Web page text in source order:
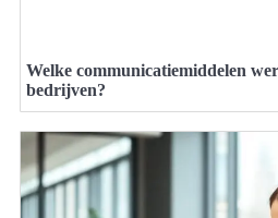
Welke communicatiemiddelen
bedrijven?